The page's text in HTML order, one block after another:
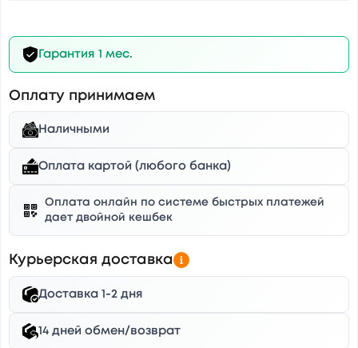
Гарантия 1 мес.
Оплату принимаем
Наличными
Оплата картой (любого банка)
Оплата онлайн по системе быстрых платежей
дает двойной кешбек
Курьерская доставка
Доставка 1-2 дня
14 дней обмен/возврат